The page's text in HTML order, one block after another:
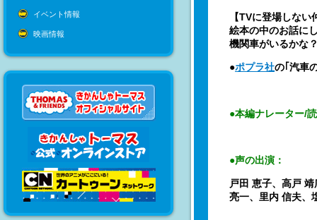
イベント情報
映画情報
【TVに登場しない
絵本の中のお話に
機関車がいるかな
●ポプラ社の｢汽車
●本編ナレーター/
●声の出演：
戸田 恵子、高戸
亮一、里内 信夫、